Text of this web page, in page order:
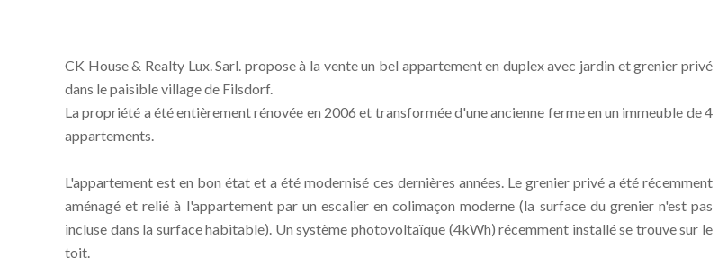
CK House & Realty Lux. Sarl. propose à la vente un bel appartement en duplex avec jardin et grenier privé
dans le paisible village de Filsdorf.
La propriété a été entièrement rénovée en 2006 et transformée d'une ancienne ferme en un immeuble de 4
appartements.
L'appartement est en bon état et a été modernisé ces dernières années. Le grenier privé a été récemment
aménagé et relié à l'appartement par un escalier en colimaçon moderne (la surface du grenier n'est pas
incluse dans la surface habitable). Un système photovoltaïque (4kWh) récemment installé se trouve sur le
toit.